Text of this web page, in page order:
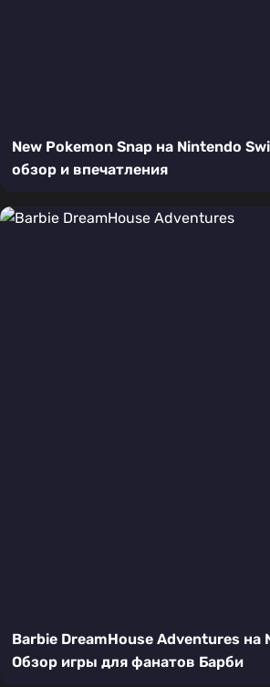
New Pokemon Snap на Nintendo
обзор и впечатления
Barbie DreamHouse Adventures на
Обзор игры для фанатов Барби